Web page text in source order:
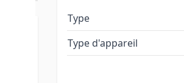
Type
Type d'appareil